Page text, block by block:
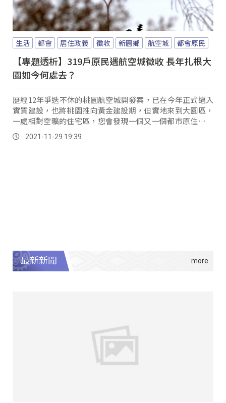
生活 都會 居住政義 徵收 新園鄉 航空城 都會原民
【專題透析】319戶原民遇航空城徵收 長年扎根大
園如今何處去？
歷經12年爭迭不休的桃園航空城開發案，已在今年正式邁入
實質建設，也將桃園推向黃金建設期，但實地來到大園區，
一處相對空曠的住宅區，您會發現一個又一個都市原住民聚
落，但當國家政策勢在必行，族人卻不知該何去何從？ 桃園
大園區居民蔡佩榕表示，「住到現在已經三十幾年了，一想
2021-11-29 19:39
最新新聞